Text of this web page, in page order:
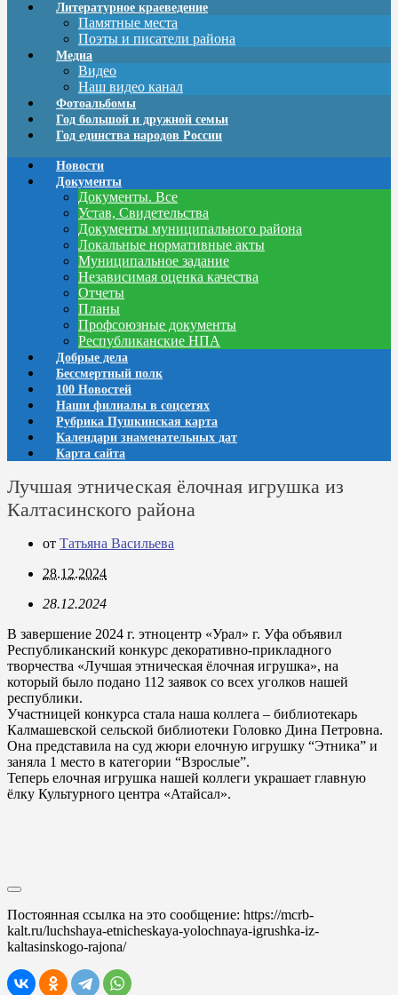
Литературное краеведение
Памятные места
Поэты и писатели района
Медиа
Видео
Наш видео канал
Фотоальбомы
Год большой и дружной семьи
Год единства народов России
Новости
Документы
Документы. Все
Устав, Свидетельства
Документы муниципального района
Локальные нормативные акты
Муниципальное задание
Независимая оценка качества
Отчеты
Планы
Профсоюзные документы
Республиканские НПА
Добрые дела
Бессмертный полк
100 Новостей
Наши филиалы в соцсетях
Рубрика Пушкинская карта
Календари знаменательных дат
Карта сайта
Лучшая этническая ёлочная игрушка из
Калтасинского района
от Татьяна Васильева
28.12.2024
28.12.2024
В завершение 2024 г. этноцентр «Урал» г. Уфа объявил
Республиканский конкурс декоративно-прикладного
творчества «Лучшая этническая ёлочная игрушка», на
который было подано 112 заявок со всех уголков нашей
республики.
Участницей конкурса стала наша коллега – библиотекарь
Калмашевской сельской библиотеки Головко Дина Петровна.
Она представила на суд жюри елочную игрушку “Этника” и
заняла 1 место в категории “Взрослые”.
Теперь елочная игрушка нашей коллеги украшает главную
ёлку Культурного центра «Атайсал».
Постоянная ссылка на это сообщение: https://mcrb-
kalt.ru/luchshaya-etnicheskaya-yolochnaya-igrushka-iz-
kaltasinskogo-rajona/